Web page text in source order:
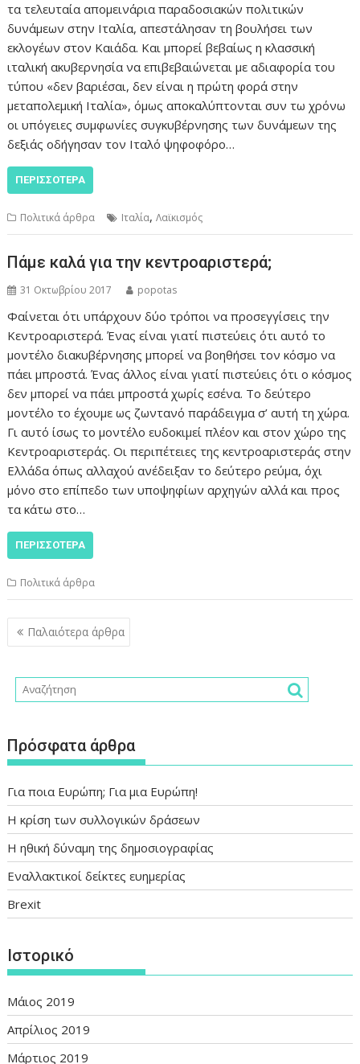
τα τελευταία απομεινάρια παραδοσιακών πολιτικών
δυνάμεων στην Ιταλία, απεστάλησαν τη βουλήσει των
εκλογέων στον Καιάδα. Και μπορεί βεβαίως η κλασσική
ιταλική ακυβερνησία να επιβεβαιώνεται με αδιαφορία του
τύπου «δεν βαριέσαι, δεν είναι η πρώτη φορά στην
μεταπολεμική Ιταλία», όμως αποκαλύπτονται συν τω χρόνω
οι υπόγειες συμφωνίες συγκυβέρνησης των δυνάμεων της
δεξιάς οδήγησαν τον Ιταλό ψηφοφόρο…
ΠΕΡΙΣΣΌΤΕΡΑ
Πολιτικά άρθρα Ιταλία,Λαϊκισμός
Πάμε καλά για την κεντροαριστερά;
31 Οκτωβρίου 2017 popotas
Φαίνεται ότι υπάρχουν δύο τρόποι να προσεγγίσεις την
Κεντροαριστερά. Ένας είναι γιατί πιστεύεις ότι αυτό το
μοντέλο διακυβέρνησης μπορεί να βοηθήσει τον κόσμο να
πάει μπροστά. Ένας άλλος είναι γιατί πιστεύεις ότι ο κόσμος
δεν μπορεί να πάει μπροστά χωρίς εσένα. Το δεύτερο
μοντέλο το έχουμε ως ζωντανό παράδειγμα σ’ αυτή τη χώρα.
Γι αυτό ίσως το μοντέλο ευδοκιμεί πλέον και στον χώρο της
Κεντροαριστεράς. Οι περιπέτειες της κεντροαριστεράς στην
Ελλάδα όπως αλλαχού ανέδειξαν το δεύτερο ρεύμα, όχι
μόνο στο επίπεδο των υποψηφίων αρχηγών αλλά και προς
τα κάτω στο…
ΠΕΡΙΣΣΌΤΕΡΑ
Πολιτικά άρθρα
Πλοήγηση
άρθρων
Παλαιότερα άρθρα
Πρόσφατα άρθρα
Για ποια Ευρώπη; Για μια Ευρώπη!
Η κρίση των συλλογικών δράσεων
Η ηθική δύναμη της δημοσιογραφίας
Εναλλακτικοί δείκτες ευημερίας
Brexit
Ιστορικό
Μάιος 2019
Απρίλιος 2019
Μάρτιος 2019